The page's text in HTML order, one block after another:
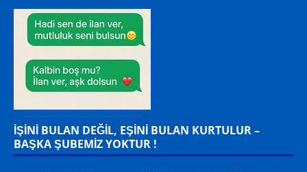
İŞİNİ BULAN DEĞİL, EŞİNİ BULAN KURTULUR –
BAŞKA ŞUBEMİZ YOKTUR !